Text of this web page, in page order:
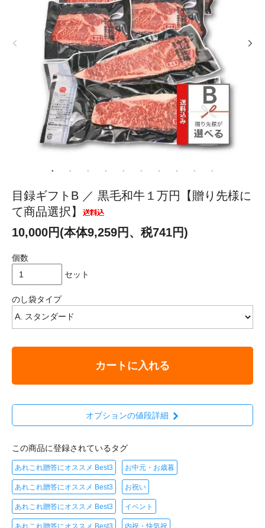
目録ギフトB ／ 黒毛和牛１万円【贈り先様に
て商品選択】
10,000円(本体9,259円、税741円)
個数
セット
のし袋タイプ
カートに入れる
オプションの値段詳細
この商品に登録されているタグ
あれこれ贈答にオススメ Best3 お中元・お歳暮
あれこれ贈答にオススメ Best3 お祝い
あれこれ贈答にオススメ Best3 イベント
あれこれ贈答にオススメ Best3 内祝・快気祝